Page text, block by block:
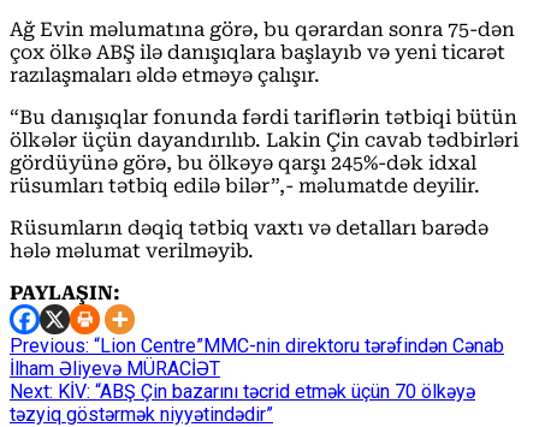
Ağ Evin məlumatına görə, bu qərardan sonra 75-dən
çox ölkə ABŞ ilə danışıqlara başlayıb və yeni ticarət
razılaşmaları əldə etməyə çalışır.
“Bu danışıqlar fonunda fərdi tariflərin tətbiqi bütün
ölkələr üçün dayandırılıb. Lakin Çin cavab tədbirləri
gördüyünə görə, bu ölkəyə qarşı 245%-dək idxal
rüsumları tətbiq edilə bilər”,- məlumatde deyilir.
Rüsumların dəqiq tətbiq vaxtı və detalları barədə
hələ məlumat verilməyib.
PAYLAŞIN:
Continue
Reading
Previous: “Lion Centre”MMC-nin direktoru tərəfindən Cənab
İlham Əliyevə MÜRACİƏT
Next: KİV: “ABŞ Çin bazarını təcrid etmək üçün 70 ölkəyə
təzyiq göstərmək niyyətindədir”